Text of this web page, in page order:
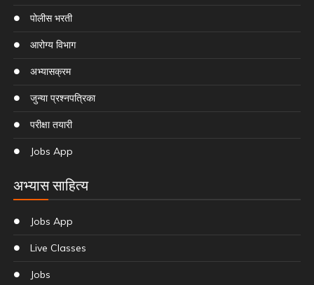
पोलीस भरती
आरोग्य विभाग
अभ्यासक्रम
जुन्या प्रश्नपत्रिका
परीक्षा तयारी
Jobs App
अभ्यास साहित्य
Jobs App
Live Classes
Jobs